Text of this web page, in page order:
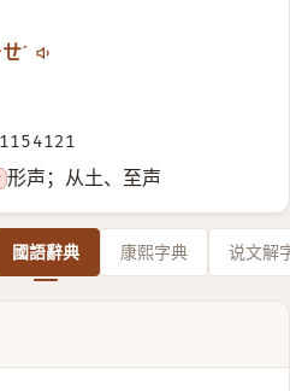
ˊ
形声；从土、至声
國語辭典 康熙字典 说文解